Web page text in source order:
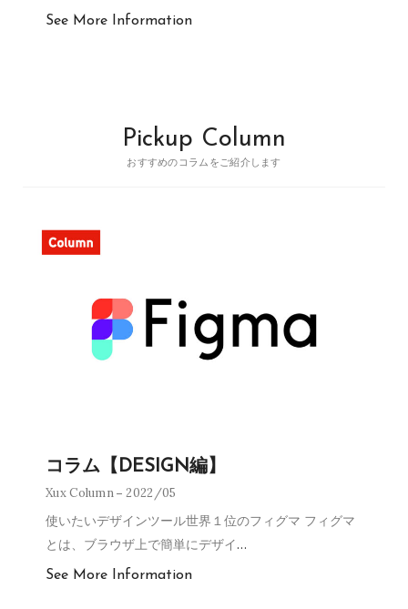
See More Information
Pickup Column
おすすめのコラムをご紹介します
コラム【DESIGN編】
Xux Column 2022/05
使いたいデザインツール世界１位のフィグマ フィグマ
とは、ブラウザ上で簡単にデザイ…
See More Information